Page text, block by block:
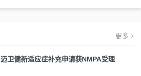
更多
迈卫健新适应症补充申请获NMPA受理